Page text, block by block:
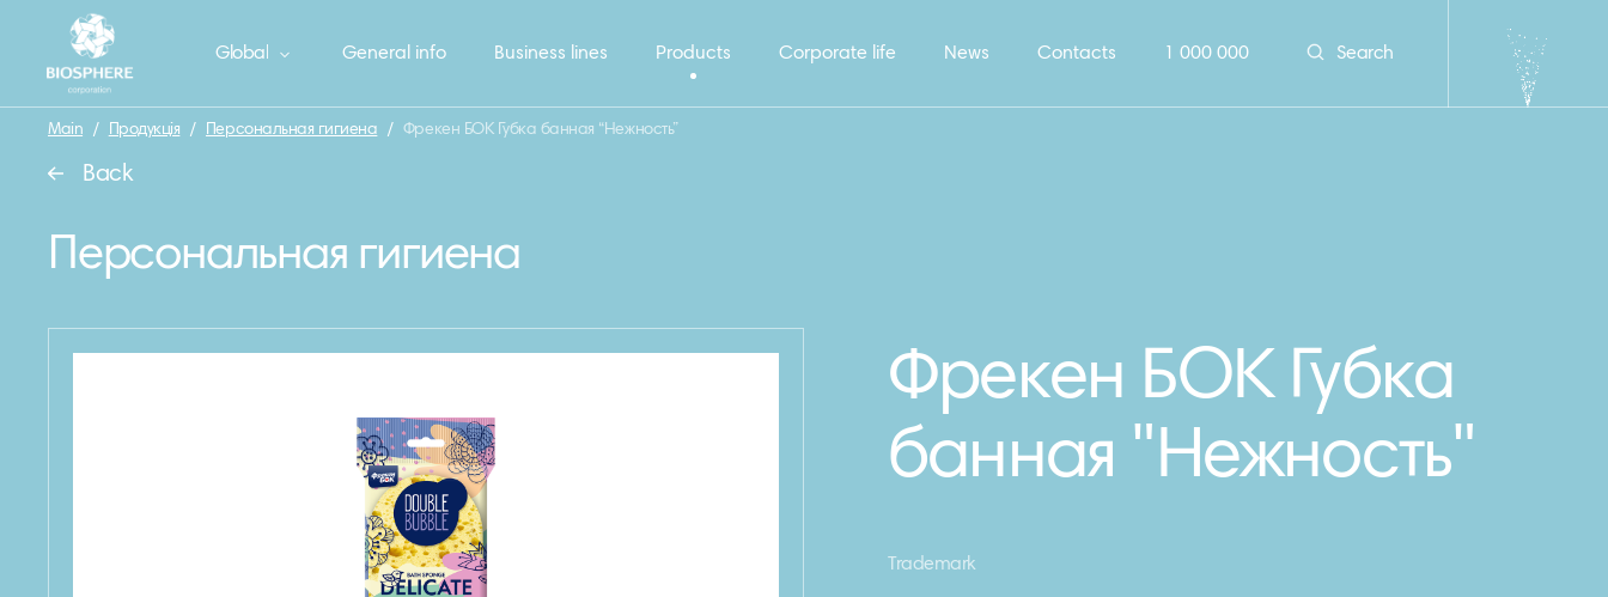
General info Business lines Products Corporate life News Contacts 1 000 000 Search
Global
Main / Продукція / Персональная гигиена / Фрекен БОК Губка банная “Нежность”
Back
Персональная гигиена
Фрекен БОК Губка
банная "Нежность"
Trademark